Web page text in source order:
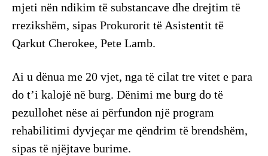
mjeti nën ndikim të substancave dhe drejtim të
rrezikshëm, sipas Prokurorit të Asistentit të
Qarkut Cherokee, Pete Lamb.
Ai u dënua me 20 vjet, nga të cilat tre vitet e para
do t’i kalojë në burg. Dënimi me burg do të
pezullohet nëse ai përfundon një program
rehabilitimi dyvjeçar me qëndrim të brendshëm,
sipas të njëjtave burime.